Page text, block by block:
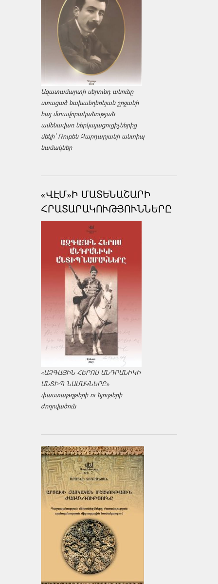
Ազատամարտի սերունդ անունը
ստացած նախաեղեռնյան շրջանի
հայ մտավորականության
ամենավառ ներկայացուցիչներից
մեկի՝ Ռուբեն Զարդարյանի անտիպ
նամակներ
«ՎԷՄ»Ի ՄԱՏԵՆԱՇԱՐԻ
ՀՐԱՏԱՐԱԿՈՒԹՅՈՒՆՆԵՐԸ
«ԱԶԳԱՅԻՆ ՀԵՐՈՍ ԱՆԴՐԱՆԻԿԻ
ԱՆՏԻՊ ՆԱՄԱԿՆԵՐԸ»
փաստաթղթերի ու նյութերի
ժողովածուն